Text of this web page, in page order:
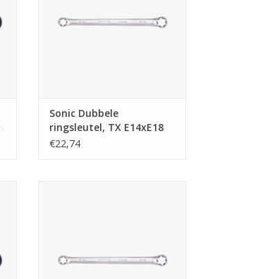
Sonic Dubbele
ringsleutel, TX E14xE18
€22,74